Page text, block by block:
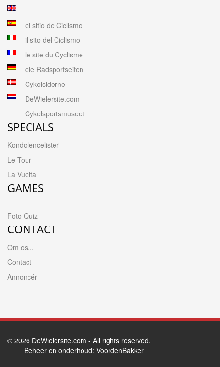
el sitio de Ciclismo
il sito del Ciclismo
le site du Cyclisme
die Radsportseiten
Cykelsiderne
DeWielersite.com
Cykelsportsmuseet
SPECIALS
Kondolencelister
Le Tour
La Vuelta
GAMES
Foto Quiz
CONTACT
Om os...
Contact
Annoncér
© 2026 DeWielersite.com - All rights reserved.
Beheer en onderhoud: VoordenBakker